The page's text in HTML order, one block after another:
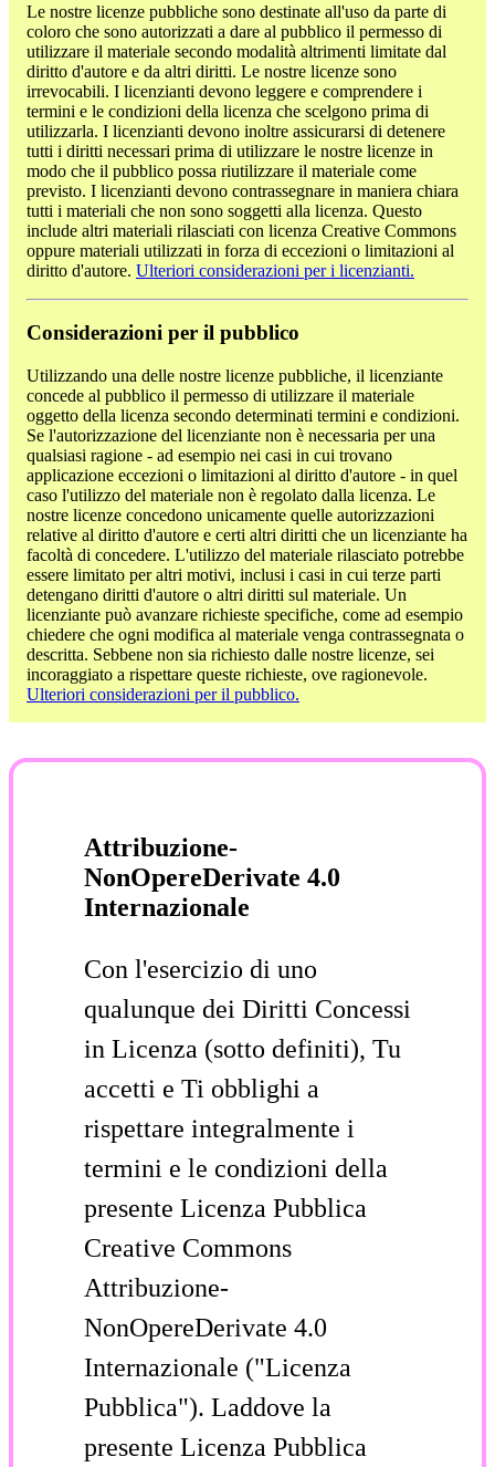
Le nostre licenze pubbliche sono destinate all'uso da parte di
coloro che sono autorizzati a dare al pubblico il permesso di
utilizzare il materiale secondo modalità altrimenti limitate dal
diritto d'autore e da altri diritti. Le nostre licenze sono
irrevocabili. I licenzianti devono leggere e comprendere i
termini e le condizioni della licenza che scelgono prima di
utilizzarla. I licenzianti devono inoltre assicurarsi di detenere
tutti i diritti necessari prima di utilizzare le nostre licenze in
modo che il pubblico possa riutilizzare il materiale come
previsto. I licenzianti devono contrassegnare in maniera chiara
tutti i materiali che non sono soggetti alla licenza. Questo
include altri materiali rilasciati con licenza Creative Commons
oppure materiali utilizzati in forza di eccezioni o limitazioni al
diritto d'autore. Ulteriori considerazioni per i licenzianti.
Considerazioni per il pubblico
Utilizzando una delle nostre licenze pubbliche, il licenziante
concede al pubblico il permesso di utilizzare il materiale
oggetto della licenza secondo determinati termini e condizioni.
Se l'autorizzazione del licenziante non è necessaria per una
qualsiasi ragione - ad esempio nei casi in cui trovano
applicazione eccezioni o limitazioni al diritto d'autore - in quel
caso l'utilizzo del materiale non è regolato dalla licenza. Le
nostre licenze concedono unicamente quelle autorizzazioni
relative al diritto d'autore e certi altri diritti che un licenziante ha
facoltà di concedere. L'utilizzo del materiale rilasciato potrebbe
essere limitato per altri motivi, inclusi i casi in cui terze parti
detengano diritti d'autore o altri diritti sul materiale. Un
licenziante può avanzare richieste specifiche, come ad esempio
chiedere che ogni modifica al materiale venga contrassegnata o
descritta. Sebbene non sia richiesto dalle nostre licenze, sei
incoraggiato a rispettare queste richieste, ove ragionevole.
Ulteriori considerazioni per il pubblico.
Attribuzione-
NonOpereDerivate 4.0
Internazionale
Con l'esercizio di uno
qualunque dei Diritti Concessi
in Licenza (sotto definiti), Tu
accetti e Ti obblighi a
rispettare integralmente i
termini e le condizioni della
presente Licenza Pubblica
Creative Commons
Attribuzione-
NonOpereDerivate 4.0
Internazionale ("Licenza
Pubblica"). Laddove la
presente Licenza Pubblica